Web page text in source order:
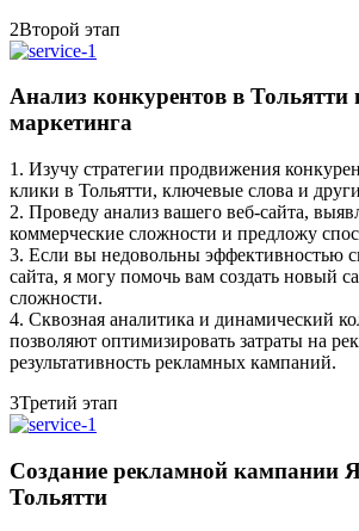
2Второй этап
Анализ конкурентов в Тольятти
маркетинга
1. Изучу стратегии продвижения
клики в Тольятти, ключевые слова и
2. Проведу анализ вашего веб-сайта,
коммерческие сложности и предложу
3. Если вы недовольны эффективностью
сайта, я могу помочь вам создать новый
сложности.
4. Сквозная аналитика и динамический
позволяют оптимизировать затраты на
результативность рекламных кампаний.
3Третий этап
Создание рекламной кампании
Тольятти